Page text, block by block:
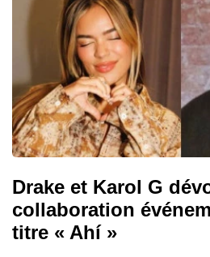
Drake et Karol G
collaboration
titre « Ahí »